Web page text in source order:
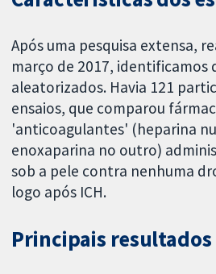
Após uma pesquisa extensa,
março de 2017, identificamos
aleatorizados. Havia 121
ensaios, que comparou
'anticoagulantes' (heparina
enoxaparina no outro)
sob a pele contra nenhuma
logo após ICH.
Principais resultados